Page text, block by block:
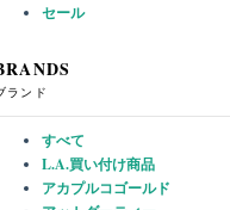
セール
ランド
すべて
L.A.買い付け商品
アカプルコゴールド